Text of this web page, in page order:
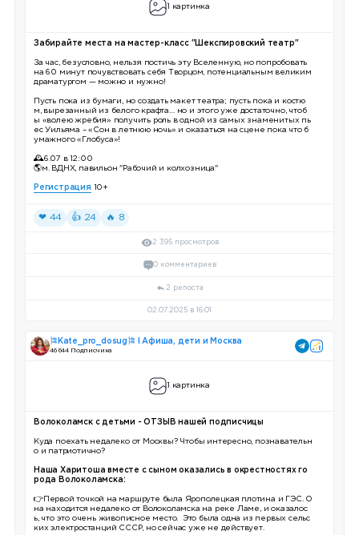
1 картинка
Забирайте места на мастер-класс "Шекспировский театр"
За час, безусловно, нельзя постичь эту Вселенную, но попробовать
на 60 минут почувствовать себя Творцом, потенциальным великим
драматургом — можно и нужно!
Пусть пока из бумаги, но создать макет театра; пусть пока и костю
м, вырезанный из белого крафта… но и этого уже достаточно, чтоб
ы «волею жребия» получить роль в одной из самых знаменитых пь
ес Уильяма – «Сон в летнюю ночь» и оказаться на сцене пока что б
умажного «Глобуса»!
🕰6.07 в 12:00
🌎м. ВДНХ, павильон "Рабочий и колхозница"
Регистрация 10+
❤ 44 👍 24 🔥 8
2 395 просмотров
0 комментариев
2 репоста
02.07.2025 в 16:01
🎏Kate_pro_dosug🎏 I Афиша, дети и Москва
46 644 Подписчика
1 картинка
Волоколамск с детьми - ОТЗЫВ нашей подписчицы
Куда поехать недалеко от Москвы? Чтобы интересно, познавательн
о и патриотично?
Наша Харитоша вместе с сыном оказались в окрестностях го
рода Волоколамска:
👉Первой точкой на маршруте была Ярополецкая плотина и ГЭС. О
на находится недалеко от Волоколамска на реке Ламе, и оказалос
ь, что это очень живописное место. Это была одна из первых сельс
ких электростанций СССР, но сейчас уже не действует.